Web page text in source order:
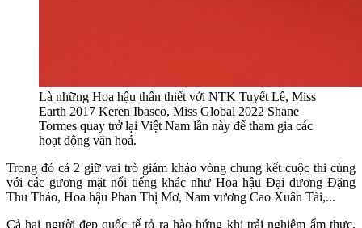
Là những Hoa hậu thân thiết với NTK Tuyết Lê, Miss
Earth 2017 Keren Ibasco, Miss Global 2022 Shane
Tormes quay trở lại Việt Nam lần này để tham gia các
hoạt động văn hoá.
Trong đó cả 2 giữ vai trò giám khảo vòng chung kết cuộc thi cùng
với các gương mặt nổi tiếng khác như Hoa hậu Đại dương Đặng
Thu Thảo, Hoa hậu Phan Thị Mơ, Nam vương Cao Xuân Tài,...
Cả hai người đẹp quốc tế tỏ ra hào hứng khi trải nghiệm ẩm thực,